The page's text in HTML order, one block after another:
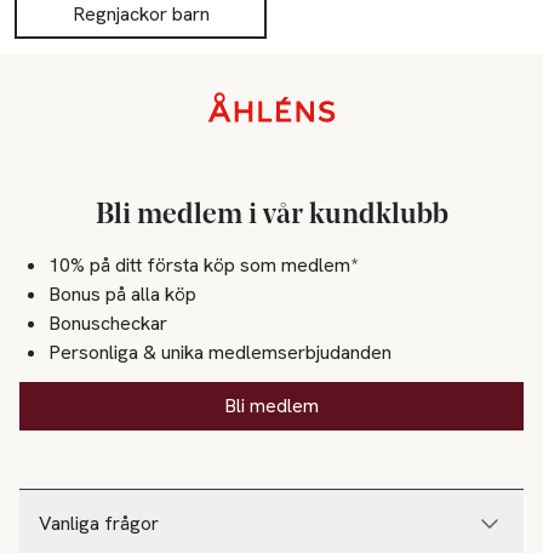
Regnjackor barn
Vanliga frågor
Bli medlem i vår kundklubb
10% på ditt första köp som medlem*
Bonus på alla köp
Bonuscheckar
Personliga & unika medlemserbjudanden
Bli medlem